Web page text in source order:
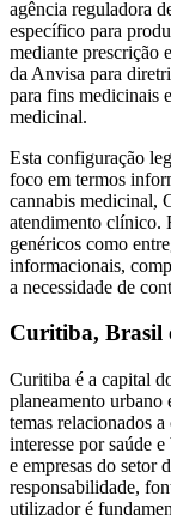
agência reguladora
específico para
mediante prescrição
da Anvisa para
para fins medicinais
medicinal.
Esta configuração
foco em termos
cannabis medicinal,
atendimento clínico.
genéricos como
informacionais,
a necessidade de
Curitiba, Brasil
Curitiba é a capital
planeamento
temas relacionados
interesse por saúde
e empresas do setor
responsabilidade,
utilizador é